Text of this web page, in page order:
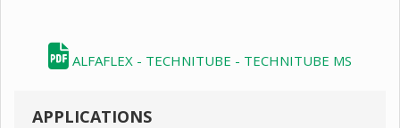
ALFAFLEX - TECHNITUBE - TECHNITUBE MS
APPLICATIONS